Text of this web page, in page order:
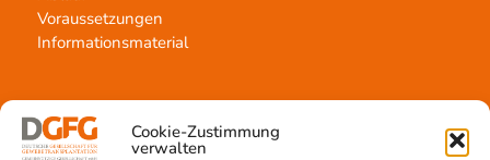
Cookie-Zustimmung
verwalten
Voraussetzungen
Informationsmaterial
Kontakt